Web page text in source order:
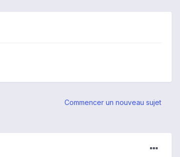
Commencer un nouveau sujet